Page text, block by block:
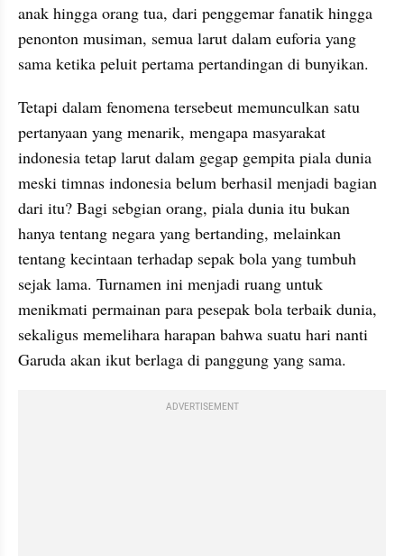
anak hingga orang tua, dari penggemar fanatik hingga
penonton musiman, semua larut dalam euforia yang
sama ketika peluit pertama pertandingan di bunyikan.
Tetapi dalam fenomena tersebeut memunculkan satu
pertanyaan yang menarik, mengapa masyarakat
indonesia tetap larut dalam gegap gempita piala dunia
meski timnas indonesia belum berhasil menjadi bagian
dari itu? Bagi sebgian orang, piala dunia itu bukan
hanya tentang negara yang bertanding, melainkan
tentang kecintaan terhadap sepak bola yang tumbuh
sejak lama. Turnamen ini menjadi ruang untuk
menikmati permainan para pesepak bola terbaik dunia,
sekaligus memelihara harapan bahwa suatu hari nanti
Garuda akan ikut berlaga di panggung yang sama.
ADVERTISEMENT